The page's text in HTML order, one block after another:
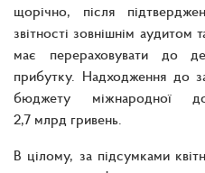
щорічно, після
звітності зовнішнім
має перераховувати до
прибутку. Надходження до
бюджету міжнародної
2,7 млрд гривень.
В цілому, за підсумками